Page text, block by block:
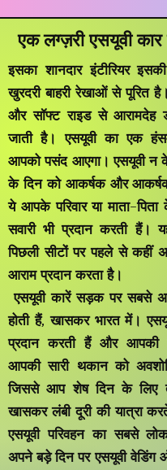
एक लग्ज़री एसयूवी कार
इसका शानदार इंटीरियर
खुरदरी बाहरी रेखाओं से पूरित
और सॉफ्ट राइड से आरामदेह
जाती है। एसयूवी का एक
आपको पसंद आएगा। एसयूवी न
के दिन को आकर्षक और आकर्षक
ये आपके परिवार या माता-
सवारी भी प्रदान करती हैं।
पिछली सीटों पर पहले से
आराम प्रदान करता है।
​एसयूवी कारें सड़क पर सबसे
होती हैं, खासकर भारत में।
प्रदान करती हैं और आपकी
आपकी सारी थकान को
जिससे आप शेष दिन के लिए
खासकर लंबी दूरी की यात्रा
एसयूवी परिवहन का सबसे
अपने बड़े दिन पर एसयूवी वेडिंग